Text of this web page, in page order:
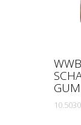
10.5030